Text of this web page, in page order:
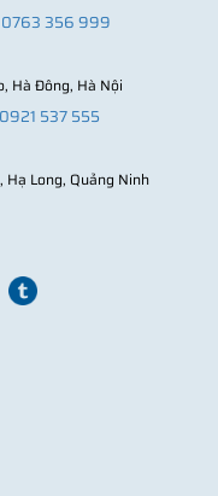
0763 356 999
Hà Đông, Hà Nội
0921 537 555
Long, Quảng Ninh